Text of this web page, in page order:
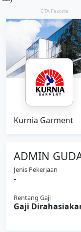
Kurnia Garment
ADMIN
Jenis Pekerjaan
-
Rentang Gaji
Gaji